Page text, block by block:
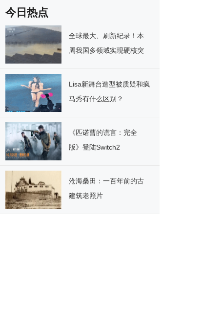
今日热点
全球最大、刷新纪录！本
周我国多领域实现硬核突
Lisa新舞台造型被质疑和疯
马秀有什么区别？
《匹诺曹的谎言：完全
版》登陆Switch2
沧海桑田：一百年前的古
建筑老照片